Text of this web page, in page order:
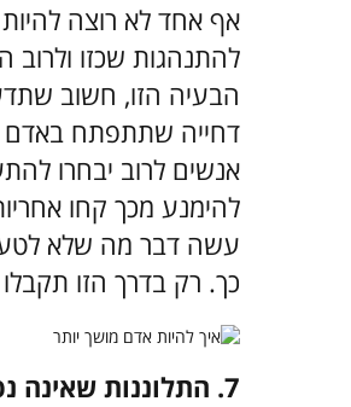
אף אחד לא רוצה
להתנהגות שכזו
הבעיה הזו, חשוב
דחייה שתתפתח
אנשים לרוב יבחרו
להימנע מכך קחו
עשה דבר מה שלא
כך. רק בדרך הזו
7. התלוננות שאינה נפסקת